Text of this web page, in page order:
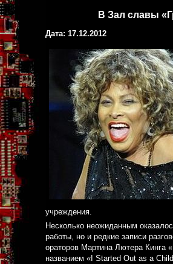
В Зал славы
Дата: 17.12.2012
учреждения.
Несколько неожиданным
работы, но и редкие записи
ораторов Мартина Лютера Кинга
названием «I Started Out as a